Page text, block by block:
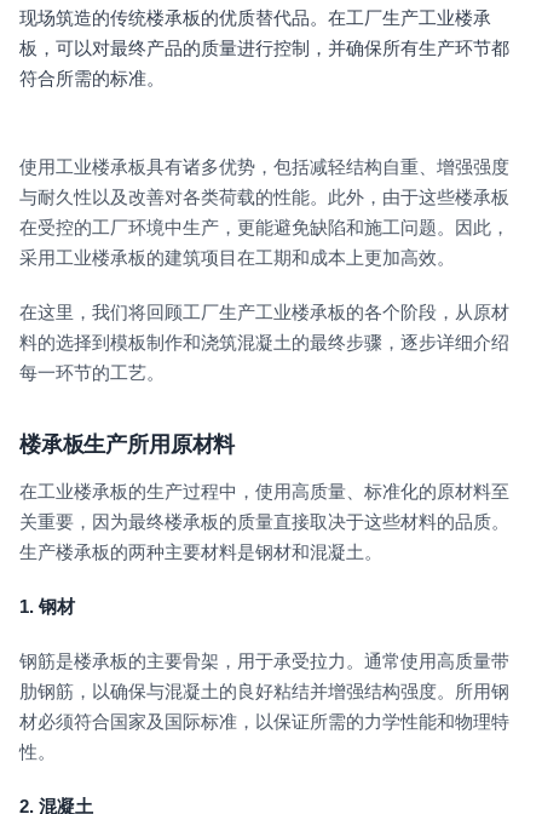
现场筑造的传统楼承板的优质替代品。在工厂生产工业楼承
板，可以对最终产品的质量进行控制，并确保所有生产环节都
符合所需的标准。
使用工业楼承板具有诸多优势，包括减轻结构自重、增强强度
与耐久性以及改善对各类荷载的性能。此外，由于这些楼承板
在受控的工厂环境中生产，更能避免缺陷和施工问题。因此，
采用工业楼承板的建筑项目在工期和成本上更加高效。
在这里，我们将回顾工厂生产工业楼承板的各个阶段，从原材
料的选择到模板制作和浇筑混凝土的最终步骤，逐步详细介绍
每一环节的工艺。
楼承板生产所用原材料
在工业楼承板的生产过程中，使用高质量、标准化的原材料至
关重要，因为最终楼承板的质量直接取决于这些材料的品质。
生产楼承板的两种主要材料是钢材和混凝土。
1. 钢材
钢筋是楼承板的主要骨架，用于承受拉力。通常使用高质量带
肋钢筋，以确保与混凝土的良好粘结并增强结构强度。所用钢
材必须符合国家及国际标准，以保证所需的力学性能和物理特
性。
2. 混凝土